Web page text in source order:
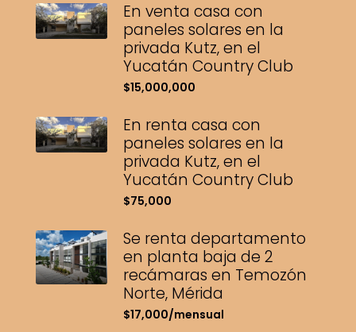
En venta casa con
paneles solares en la
privada Kutz, en el
Yucatán Country Club
$15,000,000
En renta casa con
paneles solares en la
privada Kutz, en el
Yucatán Country Club
$75,000
Se renta departamento
en planta baja de 2
recámaras en Temozón
Norte, Mérida
$17,000/mensual